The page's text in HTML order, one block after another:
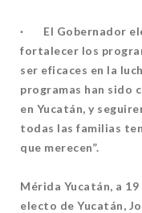
· El Gobernador
fortalecer los
ser eficaces en la
programas han sido
en Yucatán, y
todas las familias
que merecen”.
Mérida Yucatán, a
electo de Yucatán,